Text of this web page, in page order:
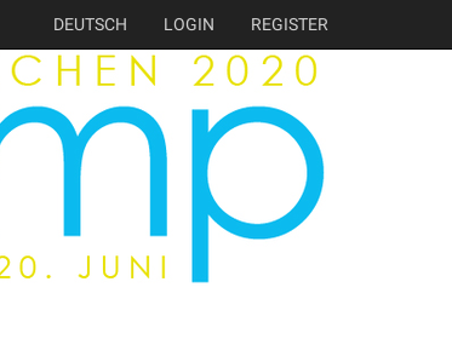
DEUTSCH LOGIN REGISTER